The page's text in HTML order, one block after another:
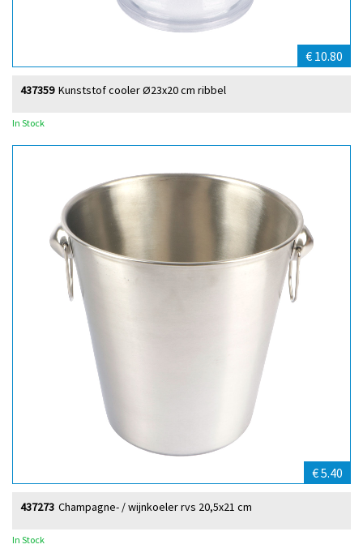
€ 10.80
Kunststof cooler Ø23x20 cm ribbel
437359
In Stock
€ 5.40
Champagne- / wijnkoeler rvs 20,5x21 cm
437273
In Stock